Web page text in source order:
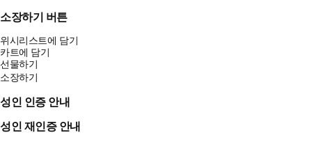
소장하기 버튼
위시리스트에 담기
카트에 담기
선물하기
소장하기
성인 인증 안내
성인 재인증 안내